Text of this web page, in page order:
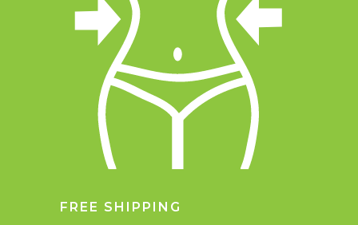
FREE SHIPPING